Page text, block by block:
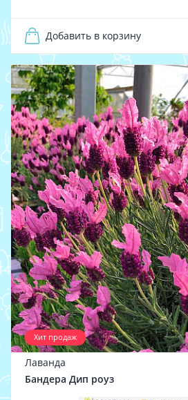
Добавить в корзину
Хит продаж
Лаванда
Бандера Дип роуз